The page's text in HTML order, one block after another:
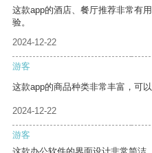
这款app的酒店、餐厅推荐非常有
验。
2024-12-22
游客
这款app的商品种类非常丰富，可
2024-12-22
游客